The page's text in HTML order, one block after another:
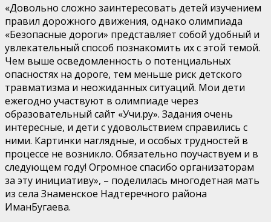
«Довольно сложно заинтересовать детей изучением
правил дорожного движения, однако олимпиада
«Безопасные дороги» представляет собой удобный и
увлекательный способ познакомить их с этой темой.
Чем выше осведомленность о потенциальных
опасностях на дороге, тем меньше риск детского
травматизма и неожиданных ситуаций. Мои дети
ежегодно участвуют в олимпиаде через
образовательный сайт «Учи.ру». Задания очень
интересные, и дети с удовольствием справились с
ними. Картинки наглядные, и особых трудностей в
процессе не возникло. Обязательно поучаствуем и в
следующем году! Огромное спасибо организаторам
за эту инициативу», – поделилась многодетная мать
из села Знаменское Надтеречного района
ИманБугаева.